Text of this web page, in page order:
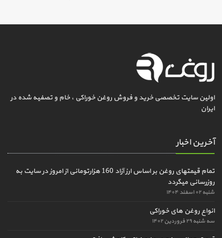
اولین سایت تخصصی خرید و فروش روغن خوراکی ، خام و تصفیه شده در
ایران
آخرین اخبار
تمام قیمتهای روغن بر اساس ارز آزاد 160 هزارتومانی از امروز در سایت به
روزرسانی میگردد
شنبه ۰۲ اسفند ۱۴۰۴
انواع روغن های خوراکی
سه شنبه ۲۹ فروردین ۱۴۰۲